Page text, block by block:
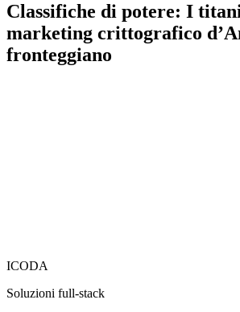
Classifiche di potere: I
marketing crittografico
fronteggiano
ICODA
Soluzioni full-stack